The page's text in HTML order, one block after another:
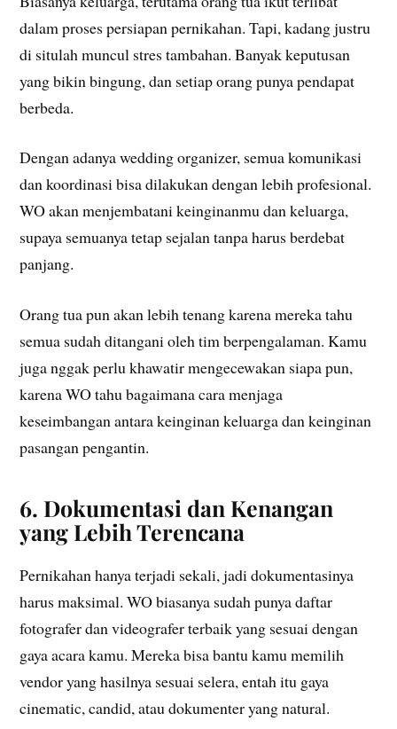
dalam proses persiapan pernikahan. Tapi, kadang justru
di situlah muncul stres tambahan. Banyak keputusan
yang bikin bingung, dan setiap orang punya pendapat
berbeda.
Dengan adanya wedding organizer, semua komunikasi
dan koordinasi bisa dilakukan dengan lebih profesional.
WO akan menjembatani keinginanmu dan keluarga,
supaya semuanya tetap sejalan tanpa harus berdebat
panjang.
Orang tua pun akan lebih tenang karena mereka tahu
semua sudah ditangani oleh tim berpengalaman. Kamu
juga nggak perlu khawatir mengecewakan siapa pun,
karena WO tahu bagaimana cara menjaga
keseimbangan antara keinginan keluarga dan keinginan
pasangan pengantin.
6. Dokumentasi dan Kenangan
yang Lebih Terencana
Pernikahan hanya terjadi sekali, jadi dokumentasinya
harus maksimal. WO biasanya sudah punya daftar
fotografer dan videografer terbaik yang sesuai dengan
gaya acara kamu. Mereka bisa bantu kamu memilih
vendor yang hasilnya sesuai selera, entah itu gaya
cinematic, candid, atau dokumenter yang natural.